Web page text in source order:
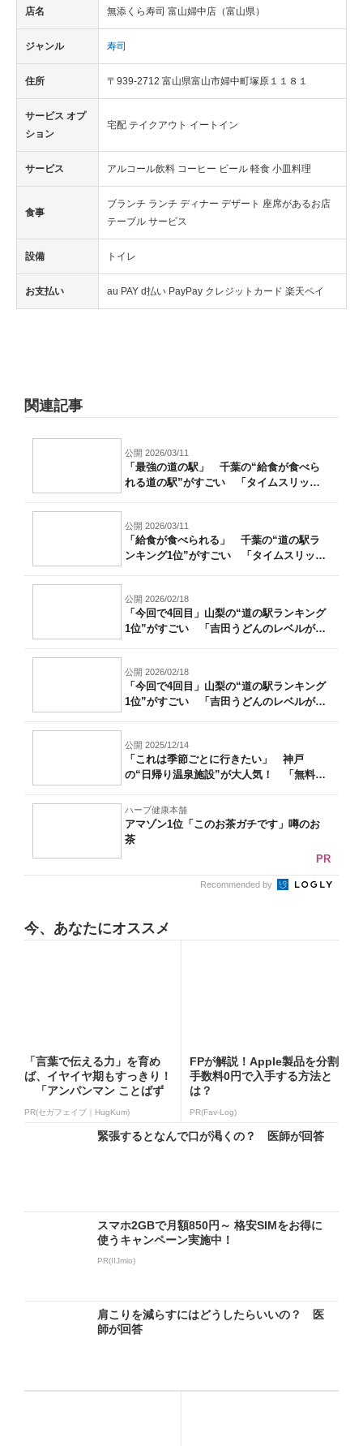
店名 無添くら寿司 富山婦中店（富山県）
ジャンル 寿司
住所 〒939-2712 富山県富山市婦中町塚原１１８１
サービス オプ
ション
宅配 テイクアウト イートイン
サービス アルコール飲料 コーヒー ビール 軽食 小皿料理
食事
ブランチ ランチ ディナー デザート 座席があるお店
テーブル サービス
設備 トイレ
お支払い au PAY d払い PayPay クレジットカード 楽天ペイ
関連記事
公開 2026/03/11
「最強の道の駅」 千葉の“給食が食べら
れる道の駅”がすごい 「タイムスリップ
公開 2026/03/11
「給食が食べられる」 千葉の“道の駅ラ
ンキング1位”がすごい 「タイムスリップ
公開 2026/02/18
「今回で4回目」山梨の“道の駅ランキング
1位”がすごい 「吉田うどんのレベルが
公開 2026/02/18
「今回で4回目」山梨の“道の駅ランキング
1位”がすごい 「吉田うどんのレベルが
公開 2025/12/14
「これは季節ごとに行きたい」 神戸
の“日帰り温泉施設”が大人気！ 「無料送
ハーブ健康本舗
アマゾン1位「このお茶ガチです」噂のお
茶
PR
Recommended by
今、あなたにオススメ
「言葉で伝える力」を育め
ば、イヤイヤ期もすっきり！
「アンパンマン ことばず
かん...
PR(セガフェイブ｜HugKum)
FPが解説！Apple製品を分割
手数料0円で入手する方法と
は？
PR(Fav-Log)
緊張するとなんで口が渇くの？ 医師が回答
スマホ2GBで月額850円～ 格安SIMをお得に
使うキャンペーン実施中！
PR(IIJmio)
肩こりを減らすにはどうしたらいいの？ 医
師が回答